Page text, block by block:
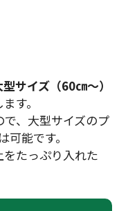
サイズ（60㎝〜）
ます。
、大型サイズのプ
能です。
たっぷり入れた